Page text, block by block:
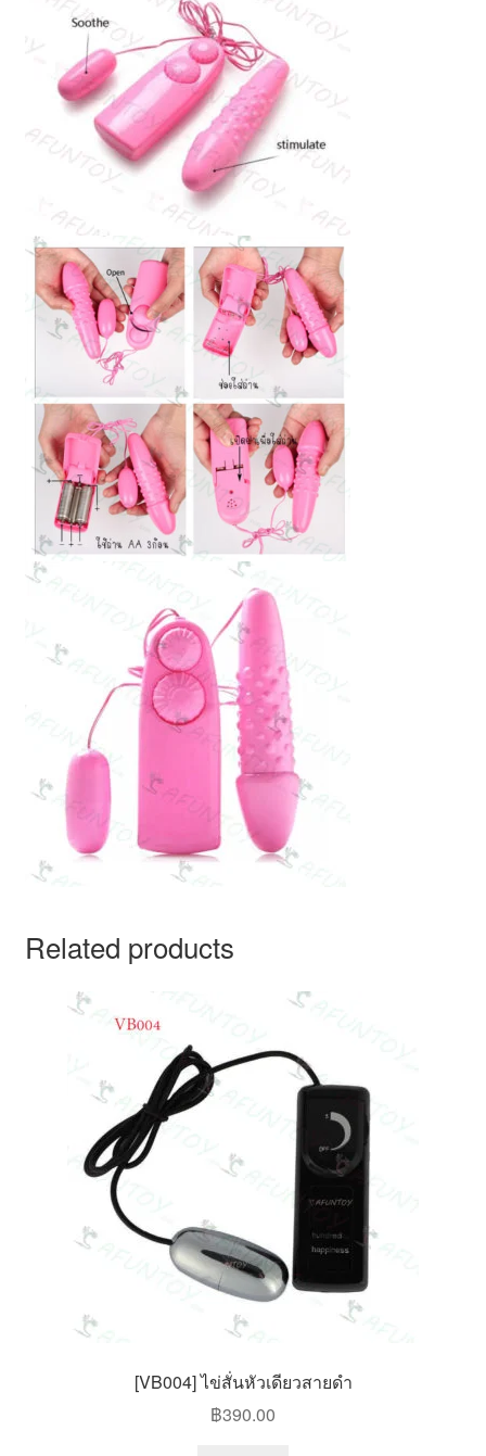
Related products
[VB004] ไข่สั่นหัวเดียวสายดำ
฿390.00